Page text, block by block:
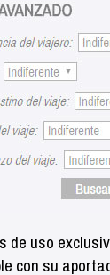
de uso
con su